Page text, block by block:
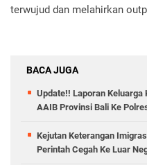
terwujud dan melahirkan
BACA JUGA
Update!! Laporan Keluarga
AAIB Provinsi Bali Ke
Kejutan Keterangan
Perintah Cegah Ke Luar